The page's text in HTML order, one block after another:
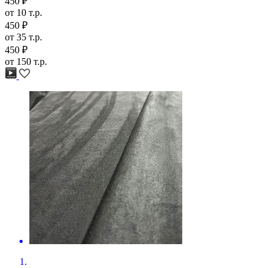
450 ₽
от 10 т.р.
450 ₽
от 35 т.р.
450 ₽
от 150 т.р.